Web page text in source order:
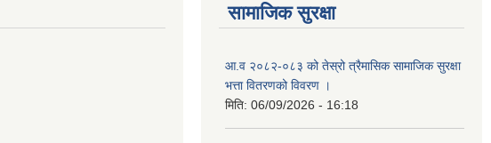
सामाजिक सुरक्षा
आ.व २०८२-०८३ को तेस्रो त्रैमासिक सामाजिक सुरक्षा
भत्ता वितरणको विवरण ।
मिति: 06/09/2026 - 16:18